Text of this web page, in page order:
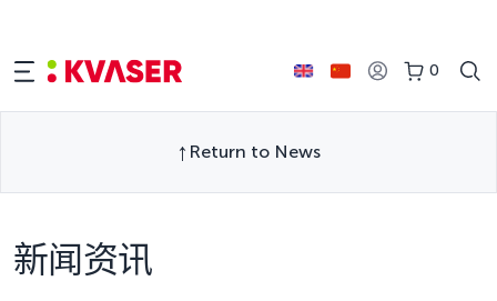
0
Return to News
新闻资讯